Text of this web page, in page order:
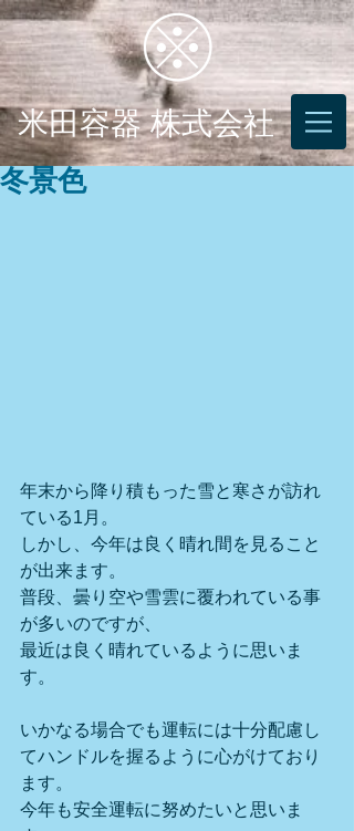
米田容器 株式会社
冬景色
年末から降り積もった雪と寒さが訪れ
ている1月。
しかし、今年は良く晴れ間を見ること
が出来ます。
普段、曇り空や雪雲に覆われている事
が多いのですが、
最近は良く晴れているように思いま
す。
いかなる場合でも運転には十分配慮し
てハンドルを握るように心がけており
ます。
今年も安全運転に努めたいと思いま